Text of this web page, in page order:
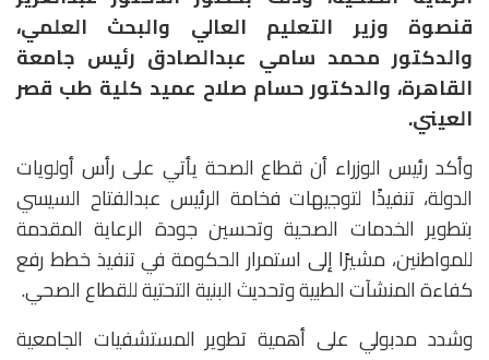
قنصوة وزير التعليم العالي والبحث العلمي،
والدكتور محمد سامي عبدالصادق رئيس جامعة
القاهرة، والدكتور حسام صلاح عميد كلية طب قصر
العيني.
وأكد رئيس الوزراء أن قطاع الصحة يأتي على رأس أولويات
الدولة، تنفيذًا لتوجيهات فخامة الرئيس عبدالفتاح السيسي
بتطوير الخدمات الصحية وتحسين جودة الرعاية المقدمة
للمواطنين، مشيرًا إلى استمرار الحكومة في تنفيذ خطط رفع
كفاءة المنشآت الطبية وتحديث البنية التحتية للقطاع الصحي.
وشدد مدبولي على أهمية تطوير المستشفيات الجامعية